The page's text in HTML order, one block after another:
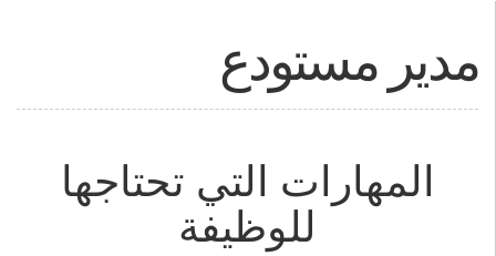
مدير مستودع
المهارات التي تحتاجها
للوظيفة